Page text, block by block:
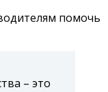
помочь
– это